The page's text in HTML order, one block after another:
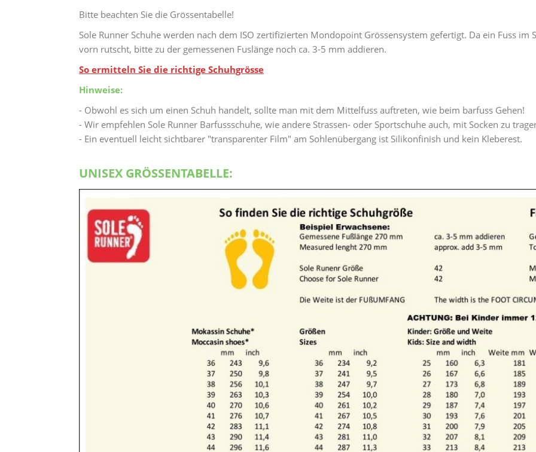
Bitte beachten Sie die Grössentabelle!
Sole Runner Schuhe werden nach dem ISO zertifizierten Mondopoint Grössensystem gefertigt. Da ein Fuss im
vorn rutscht, bitte zu der gemessenen Fuslänge noch ca. 3-5 mm addieren.
So ermitteln Sie die richtige Schuhgrösse
Hinweise:
- Obwohl es sich um einen Schuh handelt, sollte man mit dem Mittelfuss auftreten, wie beim barfuss Gehen!
- Wir empfehlen Sole Runner Barfussschuhe, wie andere Strassen- oder Sportschuhe auch, mit Socken zu
- Ein eventuell leicht sichtbarer "transparenter Film" am Sohlenübergang ist Silikonfinish und kein Kleberest.
UNISEX GRÖSSENTABELLE: